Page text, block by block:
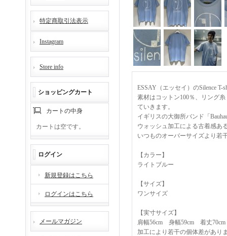
特定商取引法表示
Instagram
Store info
ショッピングカート
カートの中身
カートは空です。
ログイン
新規登録はこちら
ログインはこちら
メールマガジン
ESSAY（エッセイ）のSilence
素材はコットン100％、リング
ていきます。
イギリスの大御所バンド「
ウォッシュ加工による古着感あ
いつものオーバーサイズより若
【カラー】
ライトブルー
【サイズ】
ワンサイズ
【実寸サイズ】
肩幅56cm 身幅59cm 着丈70cm
加工により若干の個体差があり